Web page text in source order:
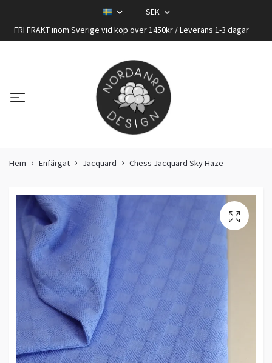
SEK
FRI FRAKT inom Sverige vid köp över 1450kr / Leverans 1-3 dagar
Hem Enfärgat Jacquard Chess Jacquard Sky Haze